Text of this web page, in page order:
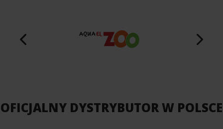
OFICJALNY DYSTRYBUTOR W POLSCE